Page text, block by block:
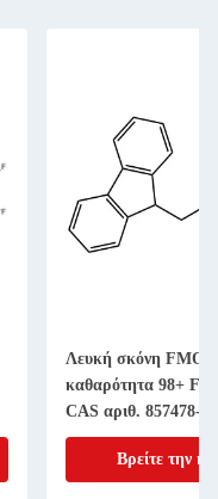
Λευκή σκόνη
καθαρότητα 98+
CAS αριθ. 857478-
Βρείτε την